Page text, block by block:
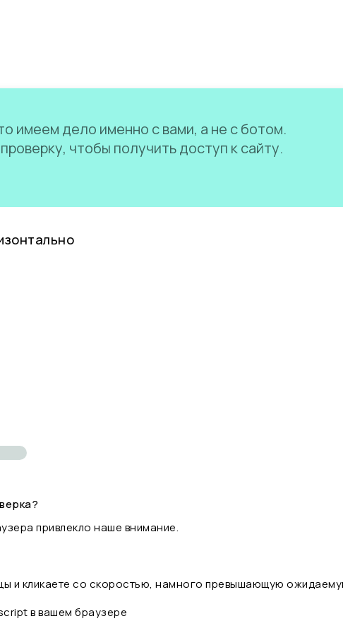
имеем дело именно с вами, а не с ботом.
чтобы получить доступ к сайту.
привлекло наше внимание.
и кликаете со скоростью, намного превышающую
в вашем браузере